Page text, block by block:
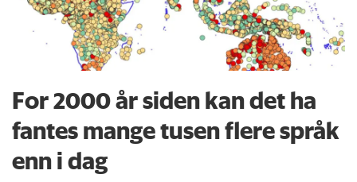
For 2000 år siden kan det ha
fantes mange tusen flere språk
enn i dag